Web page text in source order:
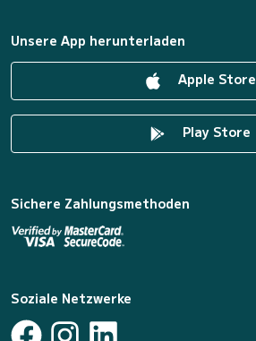
Unsere App herunterladen
Apple Store
Play Store
Sichere Zahlungsmethoden
Soziale Netzwerke